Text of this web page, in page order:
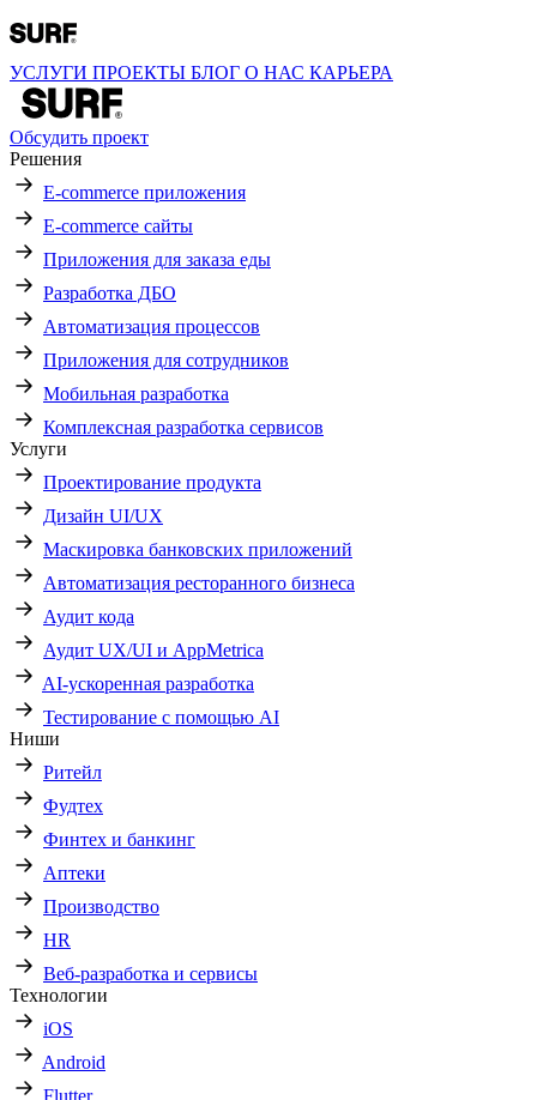
УСЛУГИ ПРОЕКТЫ БЛОГ О НАС КАРЬЕРА
Обсудить проект
Решения
E-commerce приложения
E-commerce сайты
Приложения для заказа еды
Разработка ДБО
Автоматизация процессов
Приложения для сотрудников
Мобильная разработка
Комплексная разработка сервисов
Услуги
Проектирование продукта
Дизайн UI/UX
Маскировка банковских приложений
Автоматизация ресторанного бизнеса
Аудит кода
Аудит UX/UI и AppMetrica
AI-ускоренная разработка
Тестирование с помощью AI
Ниши
Ритейл
Фудтех
Финтех и банкинг
Аптеки
Производство
HR
Веб-разработка и сервисы
Технологии
iOS
Android
Flutter